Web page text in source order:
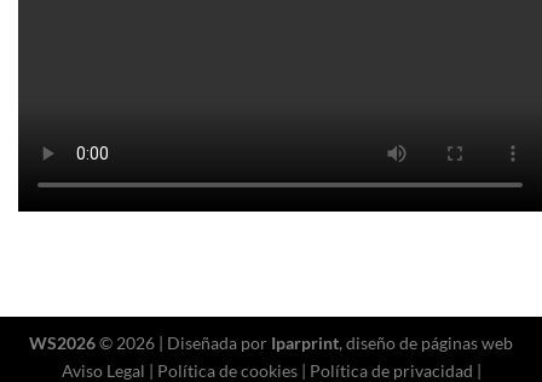
WS2026© 2026 | Diseñada por Iparprint, diseño de páginas web
Aviso Legal | Política de cookies| Política de privacidad |